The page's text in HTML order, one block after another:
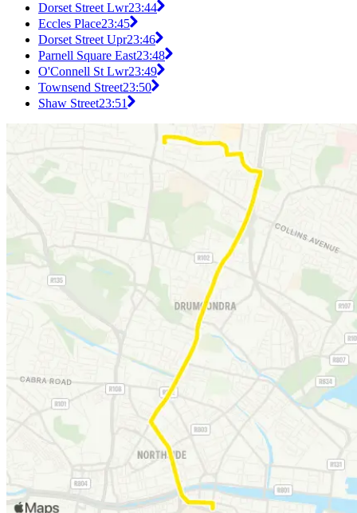
Dorset Street Lwr23:44
Eccles Place23:45
Dorset Street Upr23:46
Parnell Square East23:48
O'Connell St Lwr23:49
Townsend Street23:50
Shaw Street23:51